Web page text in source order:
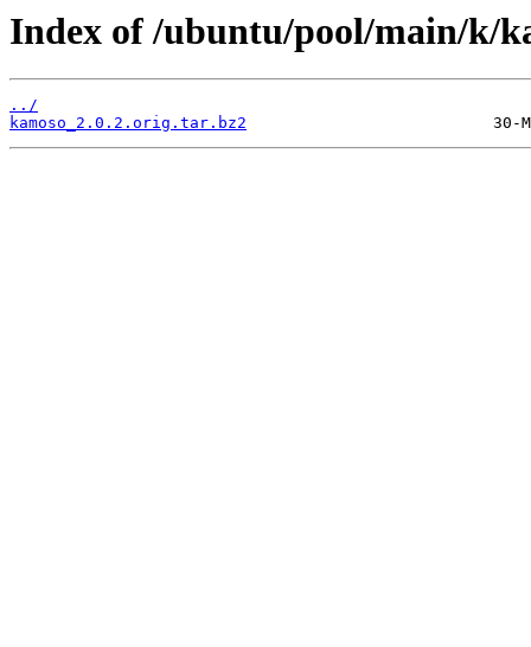
Index of /ubuntu/pool/main/k/
../
kamoso_2.0.2.orig.tar.bz2